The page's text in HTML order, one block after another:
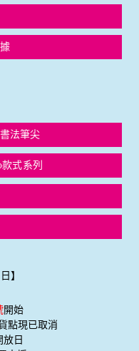
法筆尖
式系列
】
開始
點現已取消
日